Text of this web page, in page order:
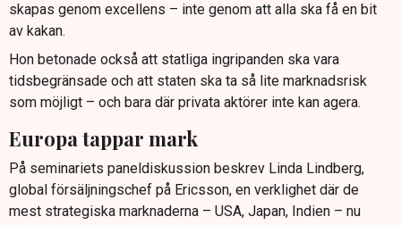
skapas genom excellens – inte genom att alla ska få en bit
av kakan.
Hon betonade också att statliga ingripanden ska vara
tidsbegränsade och att staten ska ta så lite marknadsrisk
som möjligt – och bara där privata aktörer inte kan agera.
Europa tappar mark
På seminariets paneldiskussion beskrev Linda Lindberg,
global försäljningschef på Ericsson, en verklighet där de
mest strategiska marknaderna – USA, Japan, Indien – nu